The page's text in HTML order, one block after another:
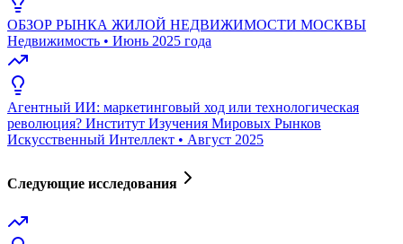
ОБЗОР РЫНКА ЖИЛОЙ НЕДВИЖИМОСТИ МОСКВЫ
Недвижимость • Июнь 2025 года
Агентный ИИ: маркетинговый ход или технологическая
революция? Институт Изучения Мировых Рынков
Искусственный Интеллект • Август 2025
Следующие исследования